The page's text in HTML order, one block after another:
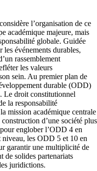
l’organisation de ce
académique majeure, mais
globale. Guidée
événements durables,
rassemblement
les valeurs
sein. Au premier plan de
durable (ODD)
Le droit constitutionnel
la responsabilité
mission académique centrale
d’une société plus
englober l’ODD 4 en
niveau, les ODD 5 et 10 en
garantir une multiplicité de
de solides partenariats
juridictions.